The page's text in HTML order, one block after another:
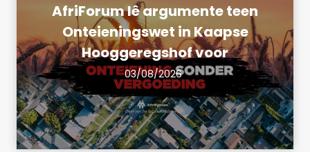
AfriForum lê argumente teen
Onteieningswet in Kaapse
Hooggeregshof voor
03/08/2026